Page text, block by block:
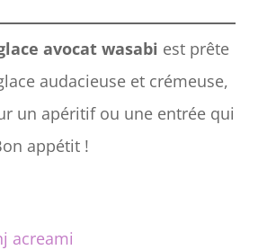
avocat wasabi est prête
audacieuse et crémeuse,
un apéritif ou une entrée qui
appétit !